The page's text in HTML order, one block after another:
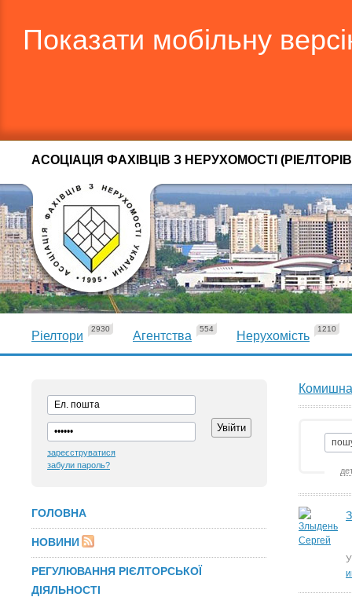
Показати мобільну
АСОЦІАЦІЯ ФАХІВЦІВ З НЕРУХОМОСТІ
Ріелтори
2930
Агентства
554
Нерухомість
1210
зареєструватися
забули пароль?
ГОЛОВНА
НОВИНИ
РЕГУЛЮВАННЯ РІЄЛТОРСЬКОЇ
ДІЯЛЬНОСТІ
Комишна